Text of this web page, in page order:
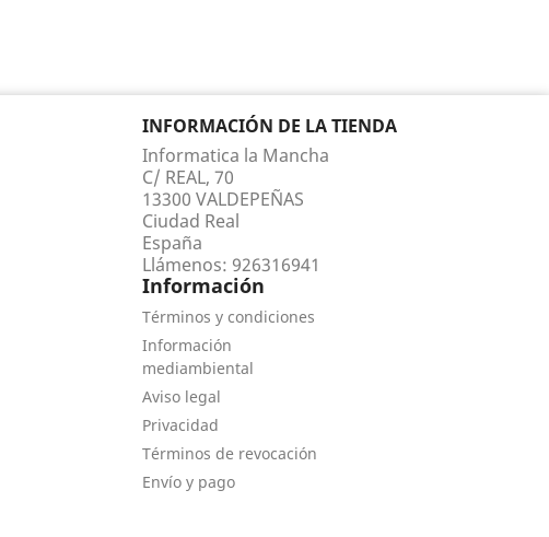
INFORMACIÓN DE LA TIENDA
Informatica la Mancha
C/ REAL, 70
13300 VALDEPEÑAS
Ciudad Real
España
Llámenos: 926316941
Información
Términos y condiciones
Información
mediambiental
Aviso legal
Privacidad
Términos de revocación
Envío y pago